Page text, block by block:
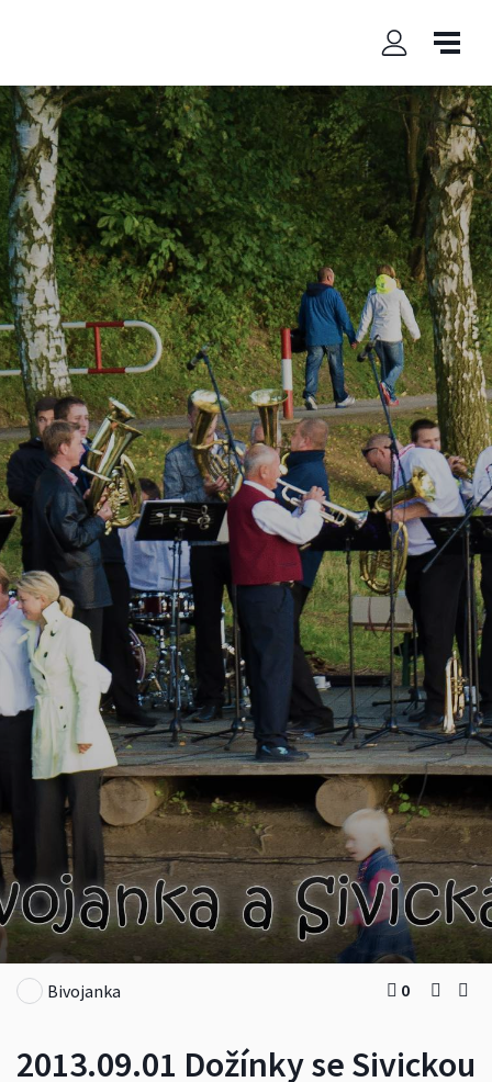
2013.09.01 Dožínky se Sivickou
Bivojanka 0